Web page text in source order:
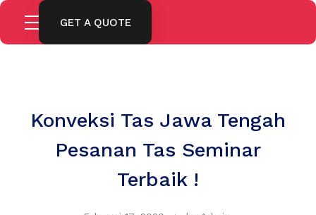
GET A QUOTE
Konveksi Tas Jawa Tengah
Pesanan Tas Seminar
Terbaik !